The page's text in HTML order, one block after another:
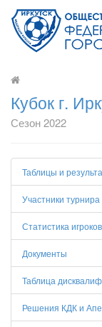
Кубок г.
Сезон 2022
Таблицы и
Участники турнира
Статистика игроков
Документы
Таблица
Решения КДК и